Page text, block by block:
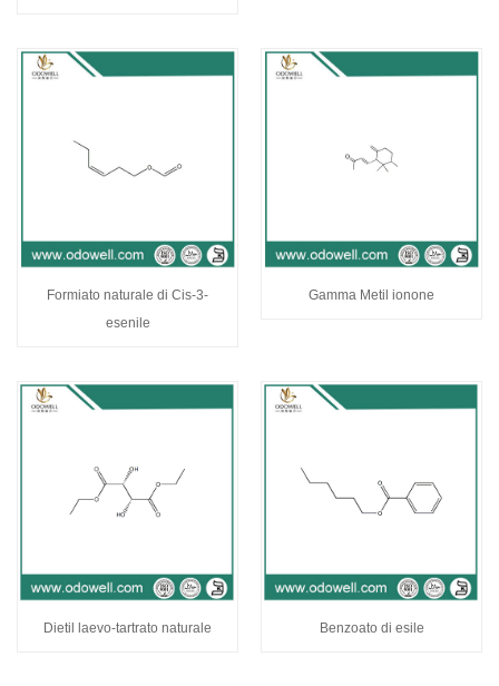
Formiato naturale di Cis-3-
esenile
Gamma Metil ionone
Dietil laevo-tartrato naturale Benzoato di esile